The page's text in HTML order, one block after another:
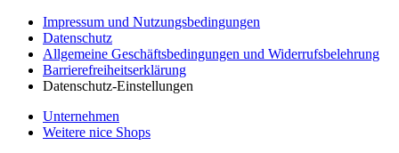
Impressum und Nutzungsbedingungen
Datenschutz
Allgemeine Geschäftsbedingungen und Widerrufsbelehrung
Barrierefreiheitserklärung
Datenschutz-Einstellungen
Unternehmen
Weitere nice Shops